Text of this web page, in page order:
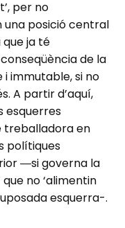
per no
una posició central
que ja té
de la
i immutable, si no
A partir d’aquí,
esquerres
treballadora en
polítiques
―si governa la
no ‘alimentin
esquerra-.